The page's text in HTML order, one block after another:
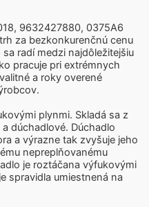
9632427880, 0375A6
za bezkonkurenčnú cenu
radí medzi najdôležitejšiu
pracuje pri extrémnych
a roky overené
plynmi. Skladá sa z
dúchadlové. Dúchadlo
a výrazne tak zvyšuje jeho
nepreplňovanému
je roztáčana výfukovými
spravidla umiestnená na